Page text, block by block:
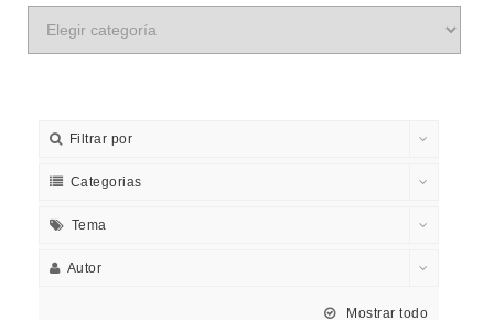
Filtrar por
Categorias
Tema
Autor
Mostrar todo